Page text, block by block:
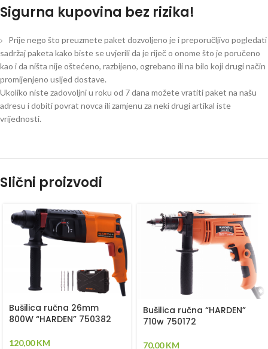
Sigurna kupovina bez rizika!
Prije nego što preuzmete paket dozvoljeno je i preporučljivo pogledati
sadržaj paketa kako biste se uvjerili da je riječ o onome što je poručeno
kao i da ništa nije oštećeno, razbijeno, ogrebano ili na bilo koji drugi način
promijenjeno usljed dostave.
Ukoliko niste zadovoljni u roku od 7 dana možete vratiti paket na našu
adresu i dobiti povrat novca ili zamjenu za neki drugi artikal iste
vrijednosti.
Slični proizvodi
Bušilica ručna 26mm
800W “HARDEN” 750382
120,00KM
Bušilica ručna “HARDEN”
710w 750172
70,00KM